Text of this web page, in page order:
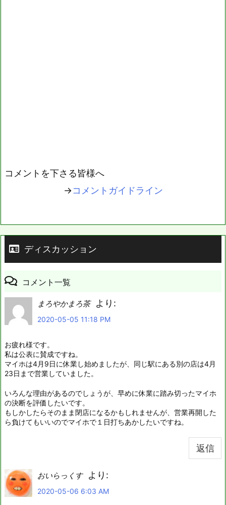
コメントを下さる皆様へ
→コメントガイドライン
ディスカッション
コメント一覧
まろやかまろ茶 より:
2020-05-05 11:18 PM
お疲れ様です。
私は公表に賛成ですね。
マイホは4月9日に休業し始めましたが、同じ駅にある別の店は4月
23日まで営業していました。
いろんな理由があるのでしょうが、早めに休業に踏み切ったマイホ
の決断を評価したいです。
もしかしたらそのまま閉店になるかもしれませんが、営業再開した
ら負けてもいいのでマイホで１日打ちあかしたいですね。
返信
おいらっくす より:
2020-05-06 6:03 AM